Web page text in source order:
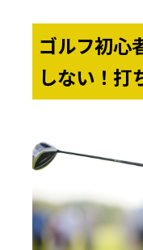
ゴルフ初心
しない！打